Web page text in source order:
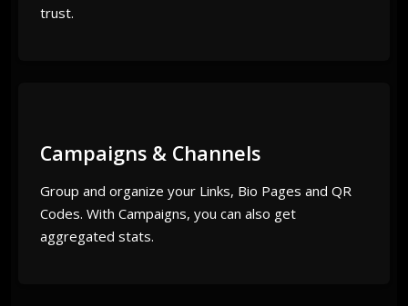
trust.
Campaigns & Channels
Group and organize your Links, Bio Pages and QR
Codes. With Campaigns, you can also get
aggregated stats.